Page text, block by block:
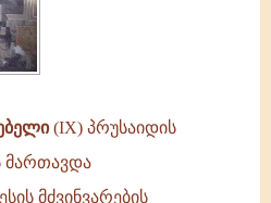
(IX) პრუსაიდის
მართავდა
მძვინვარების